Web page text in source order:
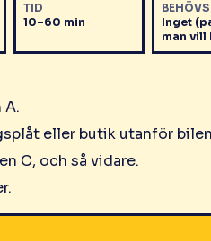
TID
10–60 min
BEHÖVS
Inget
man vill
A.
eller butik utanför
C, och så vidare.